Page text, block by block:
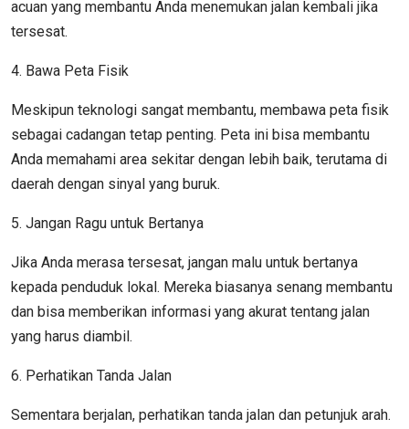
acuan yang membantu Anda menemukan jalan kembali jika
tersesat.
4. Bawa Peta Fisik
Meskipun teknologi sangat membantu, membawa peta fisik
sebagai cadangan tetap penting. Peta ini bisa membantu
Anda memahami area sekitar dengan lebih baik, terutama di
daerah dengan sinyal yang buruk.
5. Jangan Ragu untuk Bertanya
Jika Anda merasa tersesat, jangan malu untuk bertanya
kepada penduduk lokal. Mereka biasanya senang membantu
dan bisa memberikan informasi yang akurat tentang jalan
yang harus diambil.
6. Perhatikan Tanda Jalan
Sementara berjalan, perhatikan tanda jalan dan petunjuk arah.